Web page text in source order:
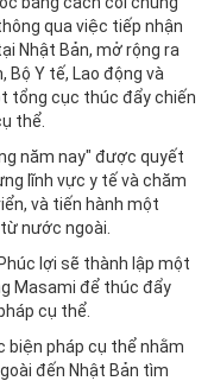
qua việc tiếp nhận
Nhật Bản, mở rộng ra
Y tế, Lao động và
tổng cục thúc đẩy chiến
thể.
năm nay" được quyết
lĩnh vực y tế và chăm
và tiến hành một
nước ngoài.
lợi sẽ thành lập một
Masami để thúc đẩy
cụ thể.
biện pháp cụ thể nhằm
đến Nhật Bản tìm